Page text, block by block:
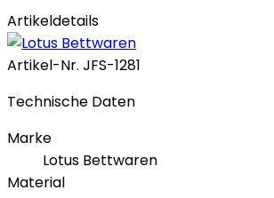
Artikeldetails
Artikel-Nr. JFS-1281
Technische Daten
Marke
Lotus Bettwaren
Material